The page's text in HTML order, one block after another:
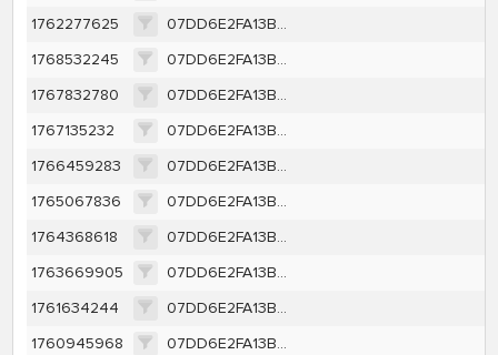
1762277625
07DD6E2FA13B811BA4CC53C718858676502DC0A4FA6524E7EFCC7E2A0AFADBA4
1768532245
07DD6E2FA13B811BA4CC53C718858676502DC0A4FA6524E7EFCC7E2A0AFADBA4
1767832780
07DD6E2FA13B811BA4CC53C718858676502DC0A4FA6524E7EFCC7E2A0AFADBA4
1767135232
07DD6E2FA13B811BA4CC53C718858676502DC0A4FA6524E7EFCC7E2A0AFADBA4
1766459283
07DD6E2FA13B811BA4CC53C718858676502DC0A4FA6524E7EFCC7E2A0AFADBA4
1765067836
07DD6E2FA13B811BA4CC53C718858676502DC0A4FA6524E7EFCC7E2A0AFADBA4
1764368618
07DD6E2FA13B811BA4CC53C718858676502DC0A4FA6524E7EFCC7E2A0AFADBA4
1763669905
07DD6E2FA13B811BA4CC53C718858676502DC0A4FA6524E7EFCC7E2A0AFADBA4
1761634244
07DD6E2FA13B811BA4CC53C718858676502DC0A4FA6524E7EFCC7E2A0AFADBA4
1760945968
07DD6E2FA13B811BA4CC53C718858676502DC0A4FA6524E7EFCC7E2A0AFADBA4